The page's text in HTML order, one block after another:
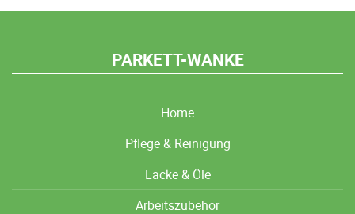
PARKETT-WANKE
Home
Pflege & Reinigung
Lacke & Öle
Arbeitszubehör